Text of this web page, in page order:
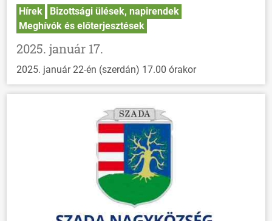
Hírek
Bizottsági ülések, napirendek
Meghívók és előterjesztések
2025. január 17.
2025. január 22-én (szerdán) 17.00 órakor